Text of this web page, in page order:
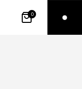
0